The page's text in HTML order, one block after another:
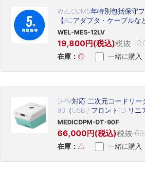
WELCOM5年特別包括保守
【ACアダプタ・ケーブルな
含む(但し、プリントヘッド
ッテリなど消耗品は除く)】
WEL-ME5-12LV
19,800円(税込)税抜
在庫： ◎ 一緒に購入
DPM対応 二次元コードリー
90（USB / フロント1D リニ
MEDICDPM-DT-90F）
MEDICDPM-DT-90F
66,000円(税込)税抜
在庫： △ 一緒に購入